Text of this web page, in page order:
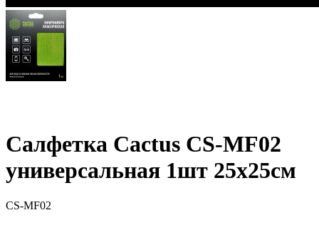
Салфетка Cactus CS-MF02
универсальная 1шт 25х25см
CS-MF02